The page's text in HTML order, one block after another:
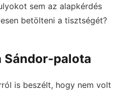
sem az alapkérdés
betölteni a tisztségét?
Sándor-palota
is beszélt, hogy nem volt